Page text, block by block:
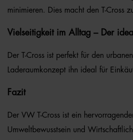
minimieren. Dies macht den T-Cross
Vielseitigkeit im Alltag – Der
Der T-Cross ist perfekt für den
Laderaumkonzept ihn ideal für
Fazit
Der VW T-Cross ist ein
Umweltbewusstsein und